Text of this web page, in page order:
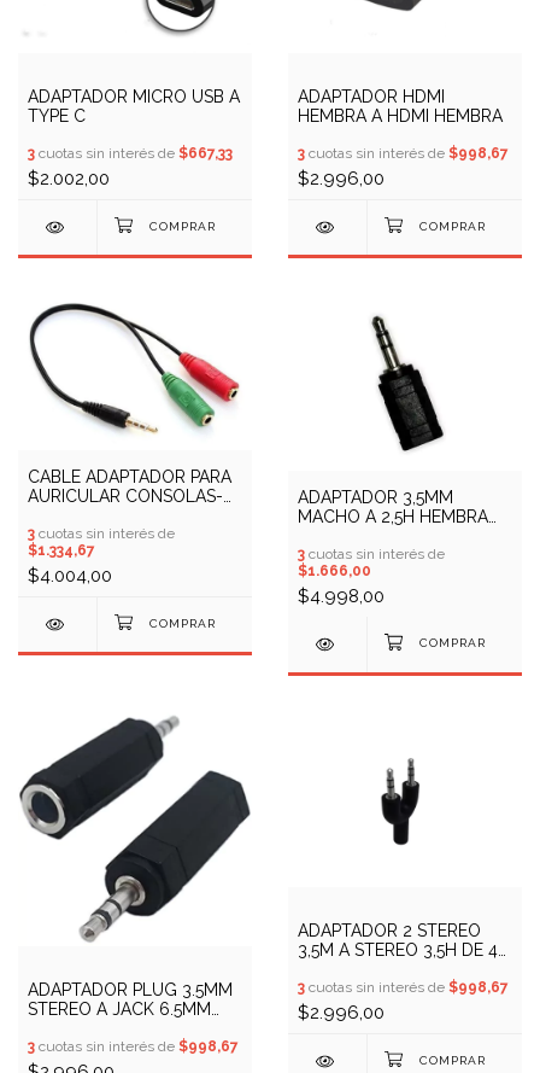
ADAPTADOR MICRO USB A
TYPE C
3 cuotas sin interés de $667,33
$2.002,00
ADAPTADOR HDMI
HEMBRA A HDMI HEMBRA
3 cuotas sin interés de $998,67
$2.996,00
CABLE ADAPTADOR PARA
AURICULAR CONSOLAS-
3 cuotas sin interés de
$1.334,67
$4.004,00
ADAPTADOR 3,5MM
MACHO A 2,5H HEMBRA
3 cuotas sin interés de
$1.666,00
$4.998,00
ADAPTADOR PLUG 3.5MM
STEREO A JACK 6.5MM
3 cuotas sin interés de $998,67
ADAPTADOR 2 STEREO
3,5M A STEREO 3,5H DE 4
3 cuotas sin interés de $998,67
$2.996,00